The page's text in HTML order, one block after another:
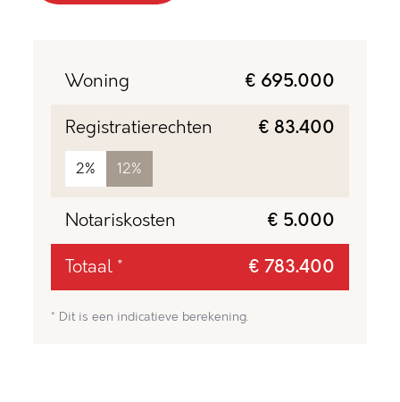
Woning
€ 695.000
Registratierechten
2% 12%
€ 83.400
Notariskosten
€ 5.000
Totaal *
€ 783.400
* Dit is een indicatieve berekening.